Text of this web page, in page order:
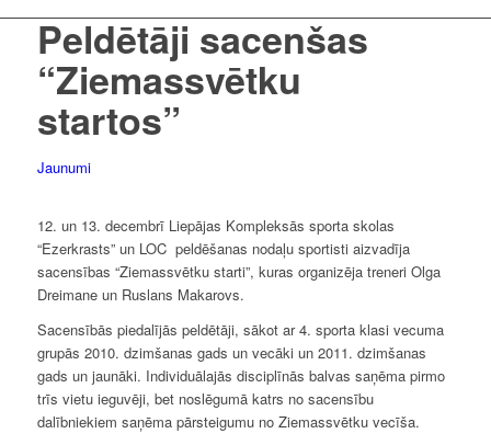
Peldētāji sacenšas
“Ziemassvētku
startos”
Jaunumi
12. un 13. decembrī Liepājas Kompleksās sporta skolas
“Ezerkrasts” un LOC peldēšanas nodaļu sportisti aizvadīja
sacensības “Ziemassvētku starti”, kuras organizēja treneri Olga
Dreimane un Ruslans Makarovs.
Sacensībās piedalījās peldētāji, sākot ar 4. sporta klasi vecuma
grupās 2010. dzimšanas gads un vecāki un 2011. dzimšanas
gads un jaunāki. Individuālajās disciplīnās balvas saņēma pirmo
trīs vietu ieguvēji, bet noslēgumā katrs no sacensību
dalībniekiem saņēma pārsteigumu no Ziemassvētku vecīša.